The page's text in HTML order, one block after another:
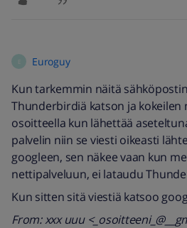
Euroguy
Kun tarkemmin näitä
Thunderbirdiä katson ja kokeilen
osoitteella kun lähettää
palvelin niin se viesti oikeasti
googleen, sen näkee vaan kun
nettipalveluun, ei lataudu
Kun sitten sitä viestiä katsoo
From: xxx uuu